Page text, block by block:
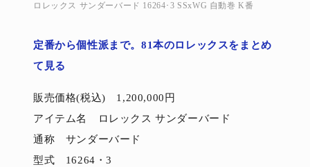
ロレックス サンダーバード 16264･3 SSxWG 自動巻 K番
定番から個性派まで。81本のロレックスをまとめ
て見る
販売価格(税込) 1,200,000円
アイテム名 ロレックス サンダーバード
通称 サンダーバード
型式 16264・3